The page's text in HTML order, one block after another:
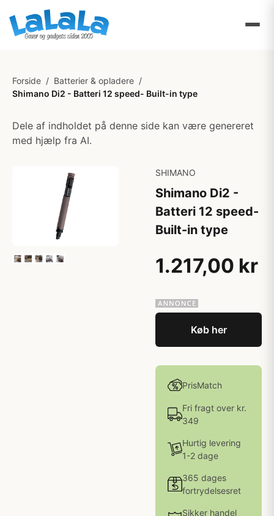
Forside / Batterier & opladere /
Shimano Di2 - Batteri 12 speed- Built-in type
Dele af indholdet på denne side kan være genereret
med hjælp fra AI.
SHIMANO
Shimano Di2 -
Batteri 12 speed-
Built-in type
1.217,00 kr
Køb her
PrisMatch
Fri fragt over kr.
349
Hurtig levering
1-2 dage
365 dages
fortrydelsesret
Sikker handel